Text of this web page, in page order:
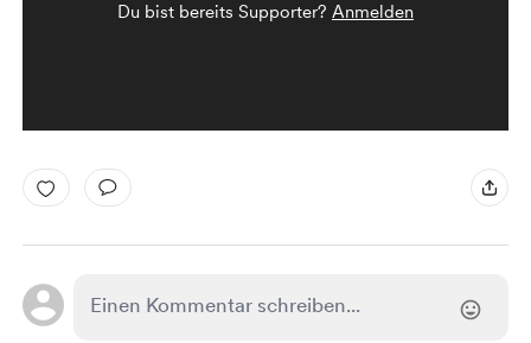
Du bist bereits Supporter? Anmelden